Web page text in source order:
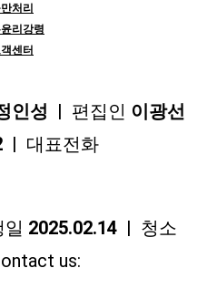
처리
리강령
객센터
인성 | 편집인 이광선
| 대표전화
2025.02.14 | 청소
us: